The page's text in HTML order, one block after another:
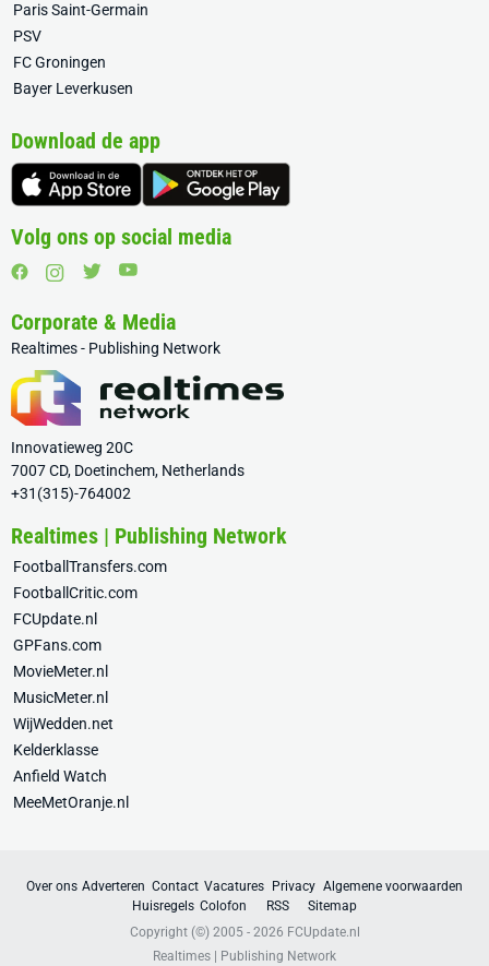
Paris Saint-Germain
PSV
FC Groningen
Bayer Leverkusen
Download de app
Volg ons op social media
Corporate & Media
Realtimes - Publishing Network
Innovatieweg 20C
7007 CD, Doetinchem, Netherlands
+31(315)-764002
Realtimes | Publishing Network
FootballTransfers.com
FootballCritic.com
FCUpdate.nl
GPFans.com
MovieMeter.nl
MusicMeter.nl
WijWedden.net
Kelderklasse
Anfield Watch
MeeMetOranje.nl
Over ons Adverteren Contact Vacatures Privacy Algemene voorwaarden
Huisregels Colofon RSS
Sitemap
Copyright (©) 2005 - 2026 FCUpdate.nl
Realtimes | Publishing Network